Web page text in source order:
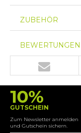
ZUBEHÖR
BEWERTUNGEN
10%
GUTSCHEIN
Zum Newsletter anmelden
und Gutschein sichern.